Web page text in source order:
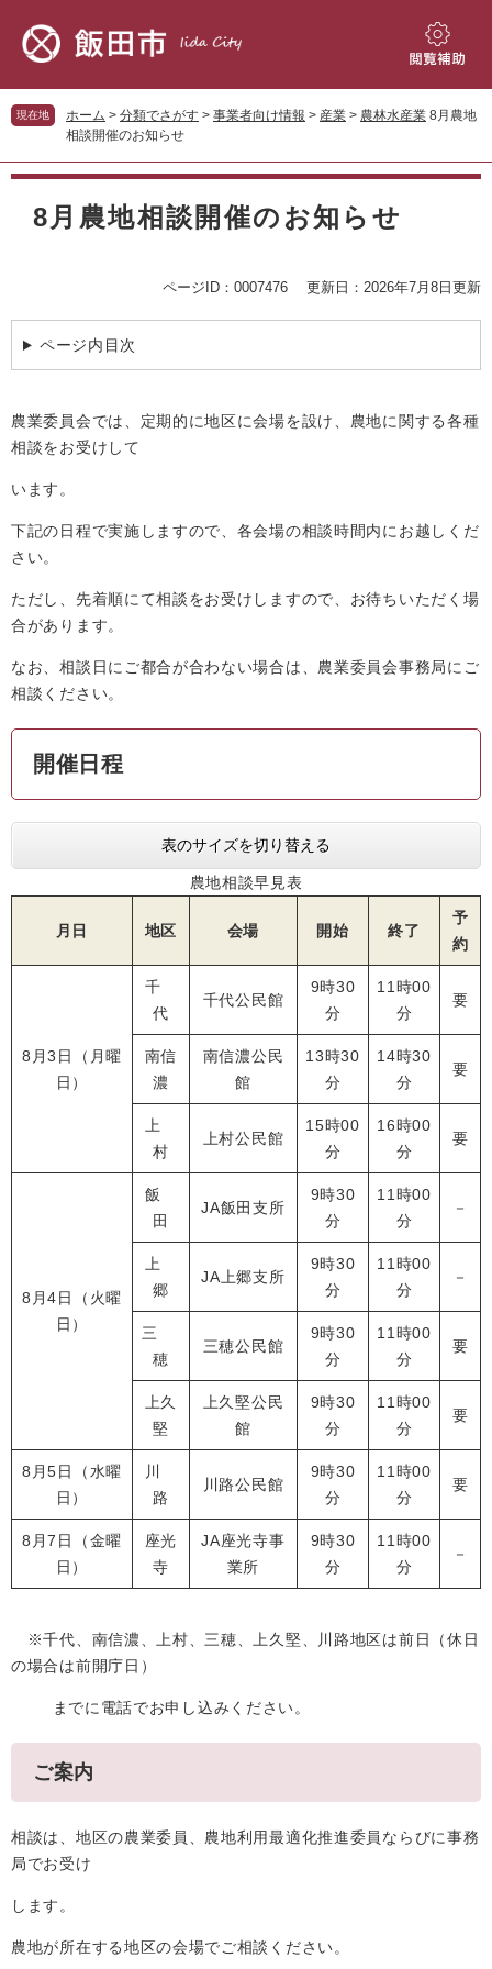
先
頭
す。
を
飛
し
閲
補
現在地 ホーム > 分類でさがす > 事業者向け情報 > 産業 > 農林水産業 8月農地
相談開催のお知らせ
本
8月農地相談開催のお知らせ
ページID：0007476 更新日：2026年7月8日更新
ページ内目次
農業委員会では、定期的に地区に会場を設け、農地に関する各種
相談をお受けして
います。
下記の日程で実施しますので、各会場の相談時間内にお越しくだ
さい。
ただし、先着順にて相談をお受けしますので、お待ちいただく場
合があります。
なお、相談日にご都合が合わない場合は、農業委員会事務局にご
相談ください。
開催日程
表のサイズを切り替える
農地相談早見表
月日 地区 会場 開始 終了
予
約
8月3日（月曜
日）
千
代
千代公民館
9時30
分
11時00
分
要
南信
濃
南信濃公民
館
13時30
分
14時30
分
要
上
村
上村公民館
15時00
分
16時00
分
要
8月4日（火曜
日）
飯
田
JA飯田支所
9時30
分
11時00
分
－
上
郷
JA上郷支所
9時30
分
11時00
分
－
三
穂
三穂公民館
9時30
分
11時00
分
要
上久
堅
上久堅公民
館
9時30
分
11時00
分
要
8月5日（水曜
日）
川
路
川路公民館
9時30
分
11時00
分
要
8月7日（金曜
日）
座光
寺
JA座光寺事
業所
9時30
分
11時00
分
－
※千代、南信濃、上村、三穂、上久堅、川路地区は前日（休日
の場合は前開庁日）
までに電話でお申し込みください。
ご案内
相談は、地区の農業委員、農地利用最適化推進委員ならびに事務
局でお受け
します。
農地が所在する地区の会場でご相談ください。